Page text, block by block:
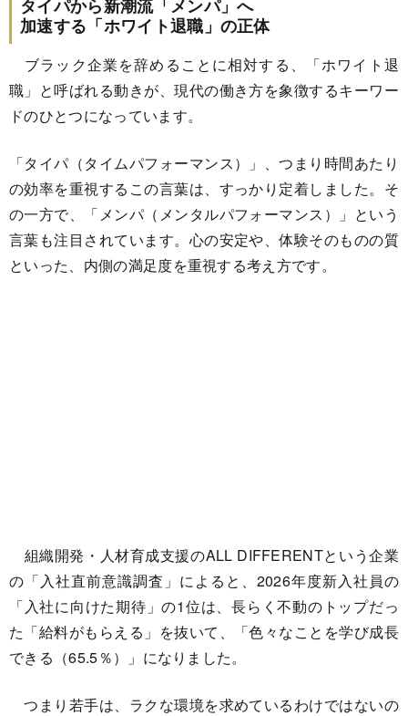
タイパから新潮流「メンパ」へ
加速する「ホワイト退職」の正体
ブラック企業を辞めることに相対する、「ホワイト退
職」と呼ばれる動きが、現代の働き方を象徴するキーワー
ドのひとつになっています。
「タイパ（タイムパフォーマンス）」、つまり時間あたり
の効率を重視するこの言葉は、すっかり定着しました。そ
の一方で、「メンパ（メンタルパフォーマンス）」という
言葉も注目されています。心の安定や、体験そのものの質
といった、内側の満足度を重視する考え方です。
組織開発・人材育成支援のALL DIFFERENTという企業
の「入社直前意識調査」によると、2026年度新入社員の
「入社に向けた期待」の1位は、長らく不動のトップだっ
た「給料がもらえる」を抜いて、「色々なことを学び成長
できる（65.5％）」になりました。
つまり若手は、ラクな環境を求めているわけではないの